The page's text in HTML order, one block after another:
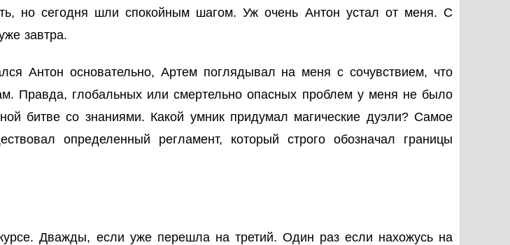
но сегодня шли спокойным шагом. Уж очень Антон устал от меня. С
завтра.
Антон основательно, Артем поглядывал на меня с сочувствием, что
Правда, глобальных или смертельно опасных проблем у меня не было
битве со знаниями. Какой умник придумал магические дуэли? Самое
определенный регламент, который строго обозначал границы
Дважды, если уже перешла на третий. Один раз если нахожусь на